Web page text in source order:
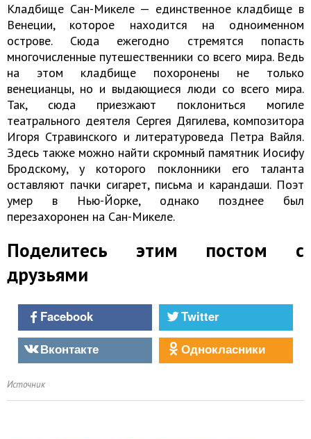
Кладбище Сан-Микеле — единственное кладбище в
Венеции, которое находится на одноименном
острове. Сюда ежегодно стремятся попасть
многочисленные путешественники со всего мира. Ведь
на этом кладбище похоронены не только
венецианцы, но и выдающиеся люди со всего мира.
Так, сюда приезжают поклониться могиле
театрального деятеля Сергея Дягилева, композитора
Игоря Стравинского и литературоведа Петра Вайля.
Здесь также можно найти скромный памятник Иосифу
Бродскому, у которого поклонники его таланта
оставляют пачки сигарет, письма и карандаши. Поэт
умер в Нью-Йорке, однако позднее был
перезахоронен на Сан-Микеле.
Поделитесь этим постом с
друзьями
Facebook
Twitter
Вконтакте
Однокласники
Источник